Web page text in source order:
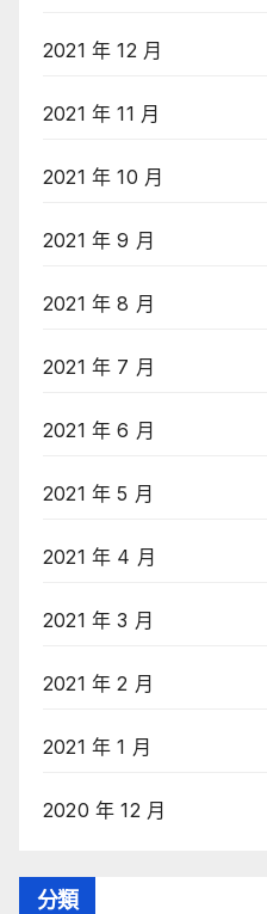
2021 年 12 月
2021 年 11 月
2021 年 10 月
2021 年 9 月
2021 年 8 月
2021 年 7 月
2021 年 6 月
2021 年 5 月
2021 年 4 月
2021 年 3 月
2021 年 2 月
2021 年 1 月
2020 年 12 月
分類